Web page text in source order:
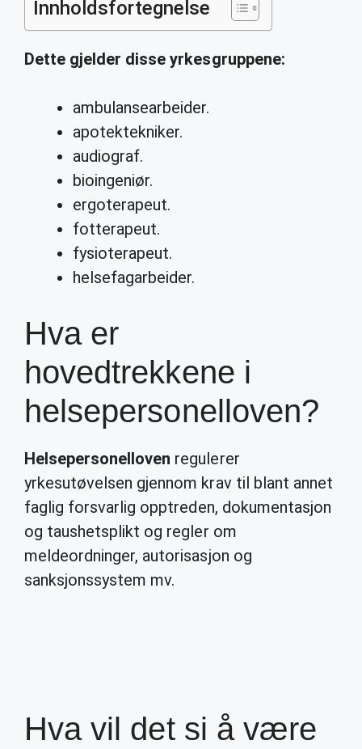
Innholdsfortegnelse
Dette gjelder disse yrkesgruppene:
ambulansearbeider.
apotektekniker.
audiograf.
bioingeniør.
ergoterapeut.
fotterapeut.
fysioterapeut.
helsefagarbeider.
Hva er
hovedtrekkene i
helsepersonelloven?
Helsepersonelloven regulerer
yrkesutøvelsen gjennom krav til blant annet
faglig forsvarlig opptreden, dokumentasjon
og taushetsplikt og regler om
meldeordninger, autorisasjon og
sanksjonssystem mv.
Hva vil det si å være